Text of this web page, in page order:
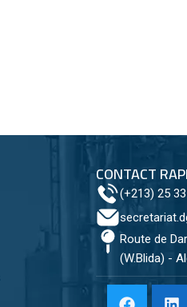
CONTACT
(+213) 25
Route de
(W.Blida) -